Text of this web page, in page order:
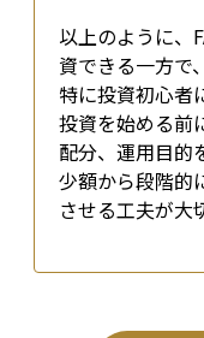
以上のように、
資できる一方で
特に投資初心者
投資を始める前
配分、運用目的
少額から段階的
させる工夫が大